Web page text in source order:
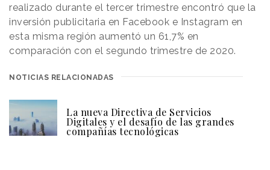
realizado durante el tercer trimestre encontró que la
inversión publicitaria en Facebook e Instagram en
esta misma región aumentó un 61,7% en
comparación con el segundo trimestre de 2020.
NOTICIAS RELACIONADAS
La nueva Directiva de Servicios
Digitales y el desafío de las grandes
compañías tecnológicas